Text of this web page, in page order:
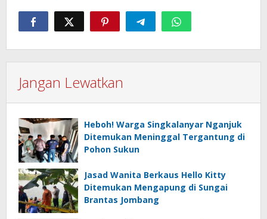
Jangan Lewatkan
Heboh! Warga Singkalanyar Nganjuk
Ditemukan Meninggal Tergantung di
Pohon Sukun
Jasad Wanita Berkaus Hello Kitty
Ditemukan Mengapung di Sungai
Brantas Jombang